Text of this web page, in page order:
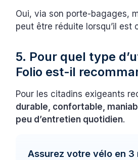
Oui, via son porte-bagages,
peut être réduite lorsqu’il est
5. Pour quel type
Folio est-il
Pour les citadins exigeants
durable, confortable,
peu d’entretien quotidien.
Assurez votre vélo en 3